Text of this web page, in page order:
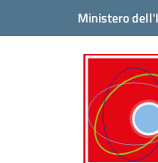
Vai ai contenuti
Vai al menu di navigazione
Ministero